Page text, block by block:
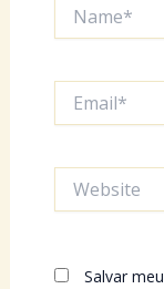
Salvar